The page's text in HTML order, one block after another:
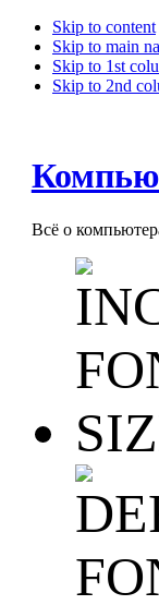
Skip to content
Skip to main
Skip to 1st
Skip to 2nd
Всё о